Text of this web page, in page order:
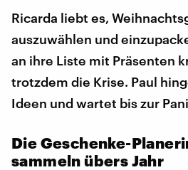
Ricarda liebt es,
auszuwählen und
an ihre Liste mit Präsenten
trotzdem die Krise. Paul
Ideen und wartet bis zur
Die Geschenke-
sammeln übers Jahr